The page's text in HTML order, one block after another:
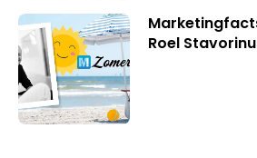
Roel